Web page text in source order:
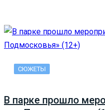
СЮЖЕТЫ
В парке прошло